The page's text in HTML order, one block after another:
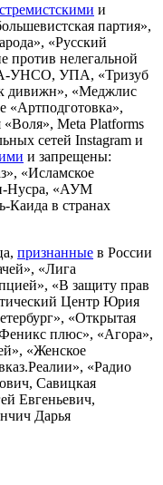
и
партия»,
«Русский
нелегальной
УНСО, УПА, «Тризуб
дивижн», «Меджлис
«Артподготовка»,
«Воля», Meta Platforms
сетей Instagram и
и запрещены:
«Исламское
Нусра, «АУМ
Каида в странах
признанные в России
«Лига
«В защиту прав
Центр Юрия
«Открытая
плюс», «Агора»,
«Женское
«Радио
Савицкая
Евгеньевич,
Дарья